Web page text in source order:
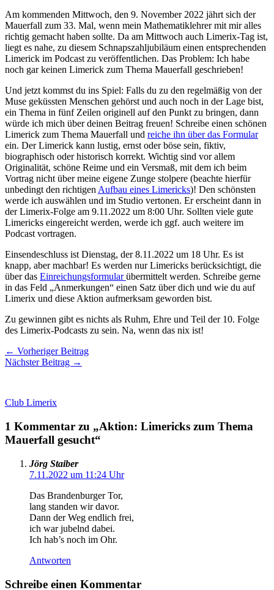
Am kommenden Mittwoch, den 9. November 2022 jährt sich der
Mauerfall zum 33. Mal, wenn mein Mathematiklehrer mit mir alles
richtig gemacht haben sollte. Da am Mittwoch auch Limerix-Tag ist,
liegt es nahe, zu diesem Schnapszahljubiläum einen entsprechenden
Limerick im Podcast zu veröffentlichen. Das Problem: Ich habe
noch gar keinen Limerick zum Thema Mauerfall geschrieben!
Und jetzt kommst du ins Spiel: Falls du zu den regelmäßig von der
Muse geküssten Menschen gehörst und auch noch in der Lage bist,
ein Thema in fünf Zeilen originell auf den Punkt zu bringen, dann
würde ich mich über deinen Beitrag freuen! Schreibe einen schönen
Limerick zum Thema Mauerfall und reiche ihn über das Formular
ein. Der Limerick kann lustig, ernst oder böse sein, fiktiv,
biographisch oder historisch korrekt. Wichtig sind vor allem
Originalität, schöne Reime und ein Versmaß, mit dem ich beim
Vortrag nicht über meine eigene Zunge stolpere (beachte hierfür
unbedingt den richtigenAufbau eines Limericks)! Den schönsten
werde ich auswählen und im Studio vertonen. Er erscheint dann in
der Limerix-Folge am 9.11.2022 um 8:00 Uhr. Sollten viele gute
Limericks eingereicht werden, werde ich ggf. auch weitere im
Podcast vortragen.
Einsendeschluss ist Dienstag, der 8.11.2022 um 18 Uhr. Es ist
knapp, aber machbar! Es werden nur Limericks berücksichtigt, die
über das Einreichungsformularübermittelt werden. Schreibe gerne
in das Feld „Anmerkungen“ einen Satz über dich und wie du auf
Limerix und diese Aktion aufmerksam geworden bist.
Zu gewinnen gibt es nichts als Ruhm, Ehre und Teil der 10. Folge
des Limerix-Podcasts zu sein. Na, wenn das nix ist!
← Vorheriger Beitrag
Nächster Beitrag →
Club Limerix
1 Kommentar zu „Aktion: Limericks zum Thema
Mauerfall gesucht“
Jörg Staiber
7.11.2022 um 11:24 Uhr
Das Brandenburger Tor,
lang standen wir davor.
Dann der Weg endlich frei,
ich war jubelnd dabei.
Ich hab’s noch im Ohr.
Antworten
Schreibe einen Kommentar